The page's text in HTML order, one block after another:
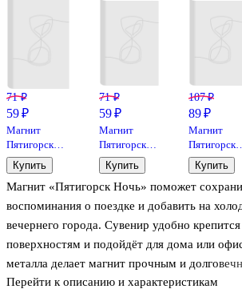
Магнит «Пятигорск Ночь» поможет
воспоминания о поездке и добавить на
вечернего города. Сувенир удобно
поверхностям и подойдёт для дома или
металла делает магнит прочным и
остаётся аккуратным даже при частом
Перейти к описанию и характеристикам
71 ₽
59 ₽
Магнит
Пятигорск
Беседка
Эолова арфа
(металл) (02-
142-4)
Купить
71 ₽
59 ₽
Магнит
Пятигорск
Озеро
Провал
Икона
(металл) (02-
Купить
107 ₽
89 ₽
Магнит
Пятигорск
Орёл
(025-1-
142K1)
Купить